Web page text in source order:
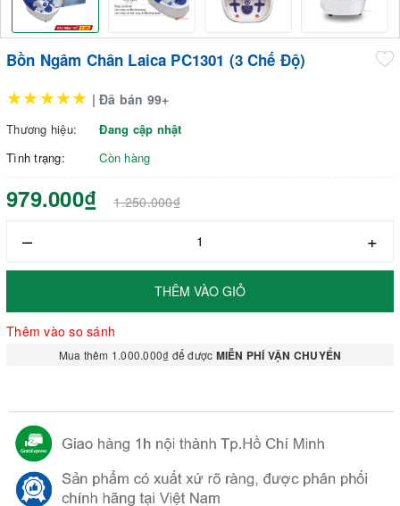
Bồn Ngâm Chân Laica PC1301 (3 Chế Độ)
★★★★★ | Đã bán 99+
Thương hiệu:
Đang cập nhật
Tình trạng:
Còn hàng
979.000₫ 1.250.000₫
– +
THÊM VÀO GIỎ
Thêm vào so sánh
Mua thêm 1.000.000₫ để được MIỄN PHÍ VẬN CHUYỂN